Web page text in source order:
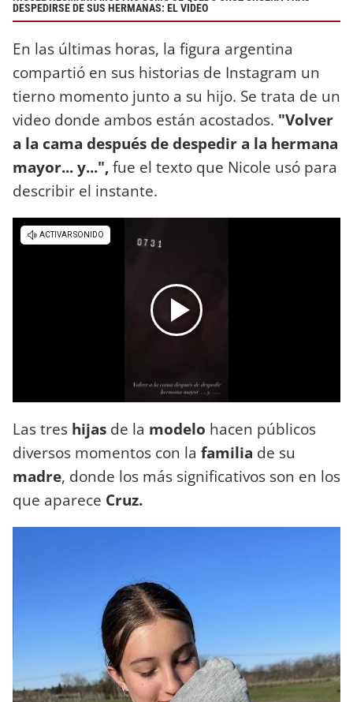
DESPEDIRSE DE SUS HERMANAS: EL VIDEO
En las últimas horas, la figura argentina
compartió en sus historias de Instagram un
tierno momento junto a su hijo. Se trata de un
video donde ambos están acostados. "Volver
a la cama después de despedir a la hermana
mayor... y...",fue el texto que Nicole usó para
describir el instante.
Las tres hijas de la modelo hacen públicos
diversos momentos con la familia de su
madre, donde los más significativos son en los
que aparece Cruz.